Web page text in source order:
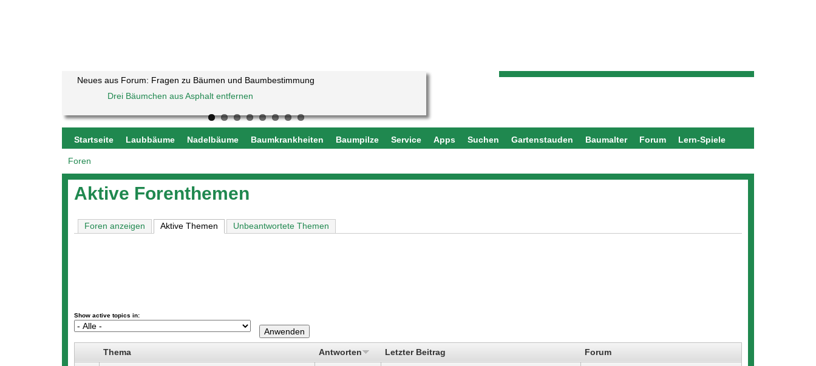
Neues aus Forum: Fragen zu Bäumen und Baumbestimmung
Drei Bäumchen aus Asphalt entfernen
Kugelahorn Globosum Krone beschädigt
Baumkrankheiten
Sauerkirschbaum noch zu retten?
Haselnuss verliert alle Blätter
welcher Baum ist hier am Ufer eines Badeteiches aufgegangen?
Baumbestimmung
Buche - Rinde blättert ab
Startseite Laubbäume Nadelbäume Baumkrankheiten Baumpilze Service Apps Suchen Gartenstauden Baumalter Forum Lern-Spiele
hier
Foren
Aktive Forenthemen
Foren anzeigen Aktive Themen (aktiver Reiter)
Unbeantwortete Themen
Show active topics in:
Thema Antworten Letzter Beitrag
Forum